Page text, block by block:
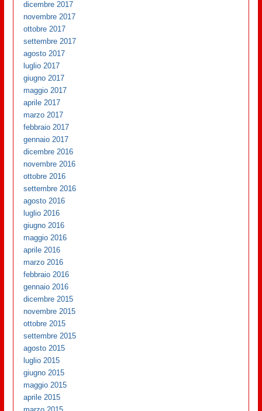
dicembre 2017
novembre 2017
ottobre 2017
settembre 2017
agosto 2017
luglio 2017
giugno 2017
maggio 2017
aprile 2017
marzo 2017
febbraio 2017
gennaio 2017
dicembre 2016
novembre 2016
ottobre 2016
settembre 2016
agosto 2016
luglio 2016
giugno 2016
maggio 2016
aprile 2016
marzo 2016
febbraio 2016
gennaio 2016
dicembre 2015
novembre 2015
ottobre 2015
settembre 2015
agosto 2015
luglio 2015
giugno 2015
maggio 2015
aprile 2015